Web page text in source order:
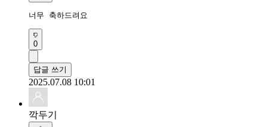
너무 축하드려요
0
답글 쓰기
2025.07.08 10:01
깍두기